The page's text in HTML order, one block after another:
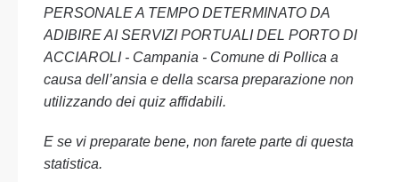
PERSONALE A TEMPO DETERMINATO DA
ADIBIRE AI SERVIZI PORTUALI DEL PORTO DI
ACCIAROLI - Campania - Comune di Pollica a
causa dell’ansia e della scarsa preparazione non
utilizzando dei quiz affidabili.
E se vi preparate bene, non farete parte di questa
statistica.